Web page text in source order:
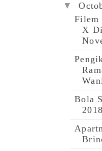
▼
Filem
X
Bola